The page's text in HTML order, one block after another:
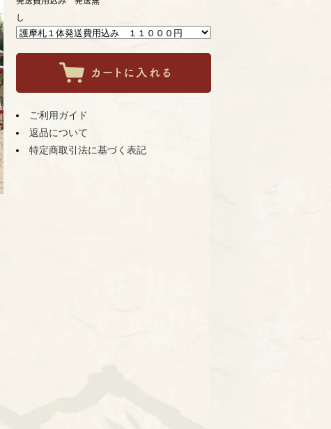
し
ご利用ガイド
返品について
特定商取引法に基づく表記